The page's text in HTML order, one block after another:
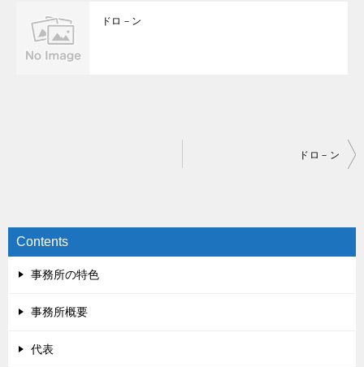
ドロ－ン
ビ
ゲ
ー
シ
ドロ－ン
Contents
事務所の特色
事務所概要
代表